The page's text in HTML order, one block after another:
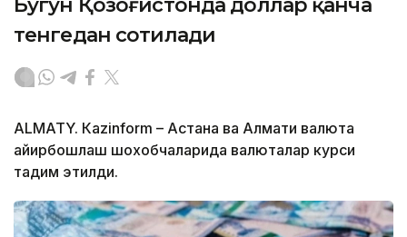
Бугун Қозоғистонда доллар қанча
тенгедан сотилади
ALMATY. Кazinform – Астана ва Алмати валюта
айирбошлаш шохобчаларида валюталар курси
тақдим этилди.